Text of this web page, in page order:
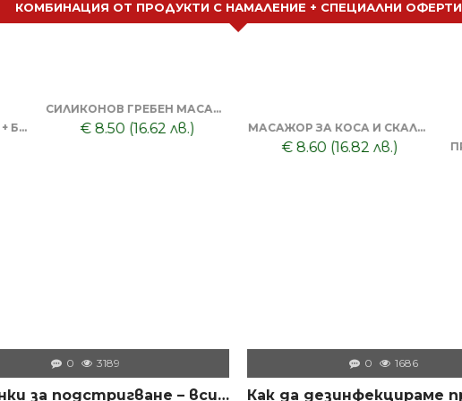
КОМБИНАЦИЯ ОТ ПРОДУКТИ С НАМАЛЕНИЕ + СПЕЦИАЛНИ ОФЕРТИ
ФРИЗЬОРСКА ПЕЛЕРИНА + БУТИЛКА/ПРЪСКАЛКА + КАРБОНОВ ГРЕБЕН + НОЖИЦА 6 SCULPTO EUROSTIL
СИЛИКОНОВ ГРЕБЕН МАСАЖОР + ТОНИК ЗА КОСА DORSH
€ 8.50 (16.62 лв.) МАСАЖОР ЗА КОСА И СКАЛП + DORSH SILVER - ШАМПОАН ПРОТИВ ОРАНЖЕВО ЛИЛАВО 500 МЛ
€ 8.60 (16.82 лв.)
0 3189
Машинки за подстригване – всичко, което трябва да знаем преди да изберем правилния модел
0 1686